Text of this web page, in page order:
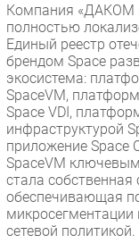
Тестовый стенд
Каталог
Компания «ДАКОМ
полностью
Единый реестр
брендом Space
экосистема:
SpaceVM,
Space VDI,
инфраструктурой
приложение Space
SpaceVM
стала собственная
обеспечивающая
микросегментации
сетевой политикой.